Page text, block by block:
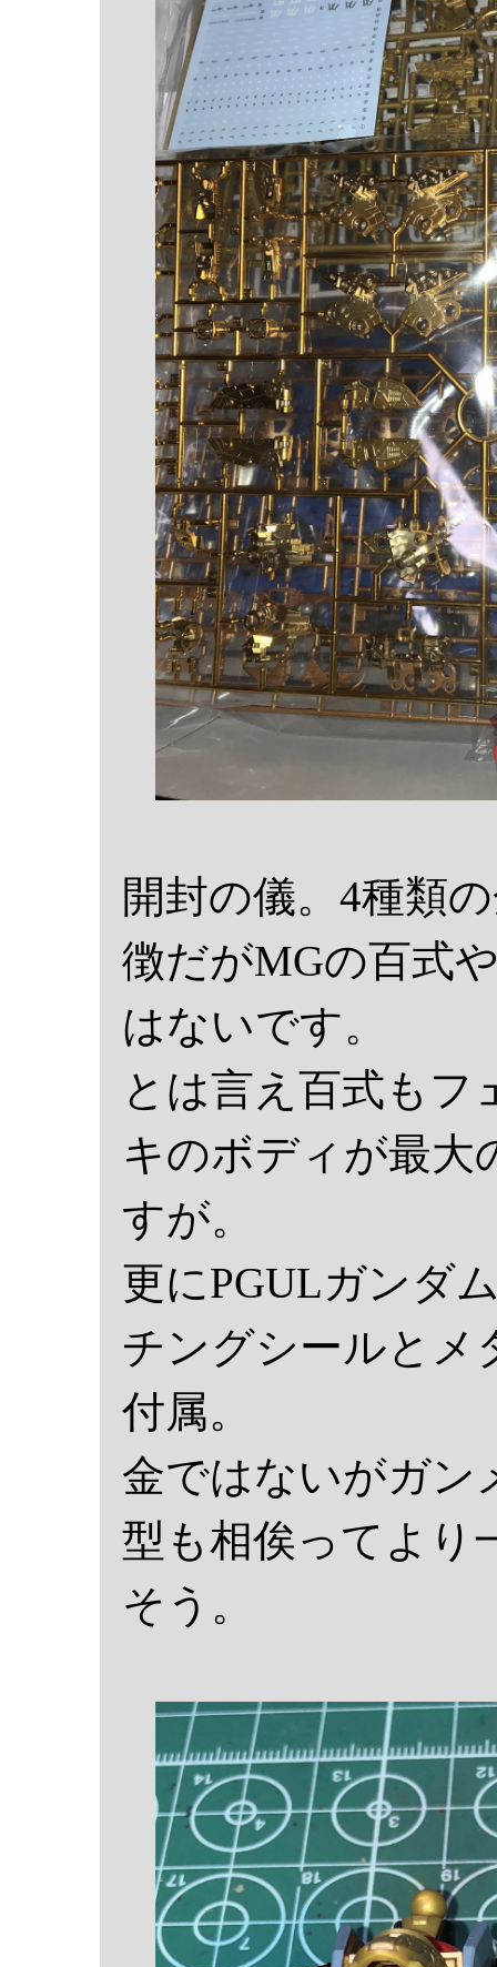
開封の儀。4種類
徴だがMGの百式
はないです。
とは言え百式もフ
キのボディが最大
すが。
更にPGULガンダ
チングシールとメ
付属。
金ではないがガン
型も相俟ってより
そう。